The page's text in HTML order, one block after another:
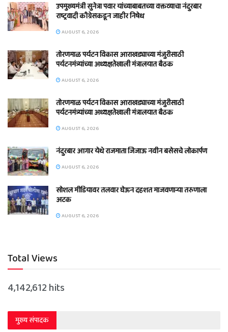
उपमुख्यमंत्री सुनेत्रा पवार यांच्याबाबतच्या वक्तव्याचा नंदुरबार
राष्ट्रवादी काँग्रेसकडून जाहीर निषेध
AUGUST 6, 2026
तोरणमाळ पर्यटन विकास आराखड्याच्या मंजुरीसाठी
पर्यटनमंत्र्यांच्या अध्यक्षतेखाली मंत्रालयात बैठक
AUGUST 6, 2026
तोरणमाळ पर्यटन विकास आराखड्याच्या मंजुरीसाठी
पर्यटनमंत्र्यांच्या अध्यक्षतेखाली मंत्रालयात बैठक
AUGUST 6, 2026
नंदुरबार आगार येथे राजमाता जिजाऊ नवीन बसेसचे लोकार्पण
AUGUST 6, 2026
सोशल मीडियावर तलवार घेऊन दहशत माजवणाऱ्या तरुणाला
अटक
AUGUST 6, 2026
Total Views
4,142,612 hits
मुख्य संपादक